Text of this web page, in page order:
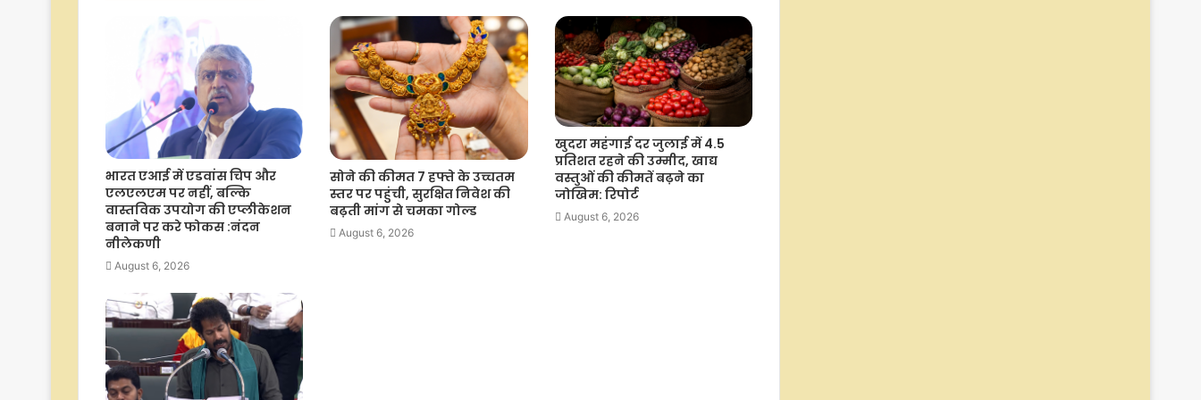
इंडिया को पहली तिमाही में 16.5 करोड़ रुपए
का घाटा, रेवेन्यू भी घटा
भारत का डीपीआई मॉडल बना डिजिटल
कूटनीति का प्रमुख स्तंभ, एआई के साथ बढ़
रही वैश्विक पहुंच: रिपोर्ट
फोनपे ने लॉन्च की एफडी डिस्ट्रीब्यूशन सेवा,
अब ऐप पर ही खुल सकेगी फिक्स्ड डिपॉजिट;
भारत एआई में एडवांस चिप और
एलएलएम पर नहीं, बल्कि
वास्तविक उपयोग की एप्लीकेशन
बनाने पर करे फोकस :नंदन
नीलेकणी
August 6, 2026
सोने की कीमत 7 हफ्ते के उच्चतम
स्तर पर पहुंची, सुरक्षित निवेश की
बढ़ती मांग से चमका गोल्ड
August 6, 2026
खुदरा महंगाई दर जुलाई में 4.5
प्रतिशत रहने की उम्मीद, खाद्य
वस्तुओं की कीमतें बढ़ने का
जोखिम: रिपोर्ट
August 6, 2026